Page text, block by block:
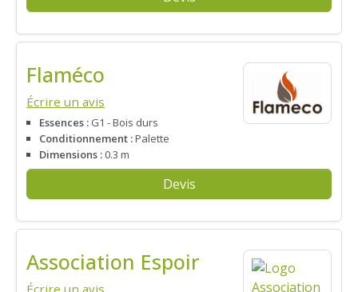
Flaméco
Écrire un avis
Essences : G1 - Bois durs
Conditionnement :Palette
Dimensions : 0.3 m
Devis
Association Espoir